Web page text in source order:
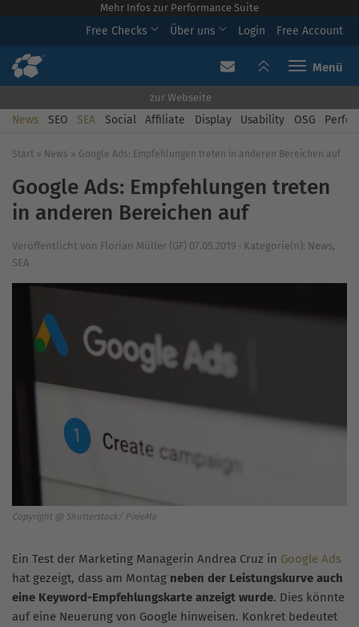
Mehr Infos zur Performance Suite
Free Checks Über uns Login Free Account
Toggle
zur Webseite
News SEO SEA Social Affiliate Display Usability OSG
Start » News » Google Ads: Empfehlungen treten in anderen Bereichen auf
Google Ads: Empfehlungen treten
in anderen Bereichen auf
Veröffentlicht von Florian Müller (GF) 07.05.2019 · Kategorie(n): News,
SEA
Copyright @ Shutterstock/ PixieMe
Ein Test der Marketing Managerin Andrea Cruz in Google Ads
hat gezeigt, dass am Montag neben der Leistungskurve auch
eine Keyword-Empfehlungskarte anzeigt wurde. Dies könnte
auf eine Neuerung von Google hinweisen. Konkret bedeutet